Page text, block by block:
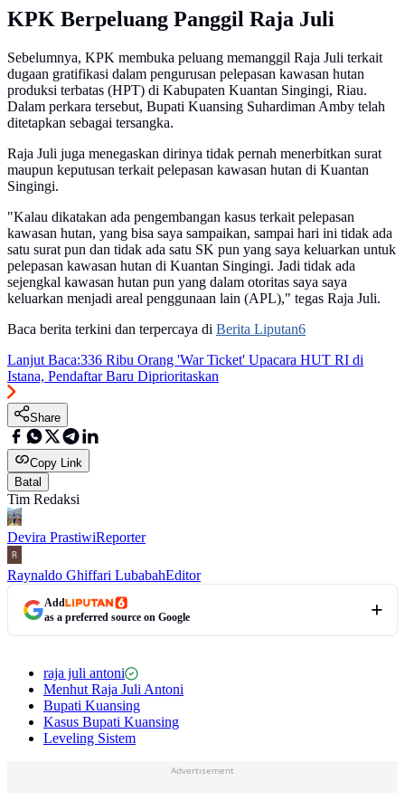
KPK Berpeluang Panggil Raja Juli
Sebelumnya, KPK membuka peluang memanggil Raja Juli terkait
dugaan gratifikasi dalam pengurusan pelepasan kawasan hutan
produksi terbatas (HPT) di Kabupaten Kuantan Singingi, Riau.
Dalam perkara tersebut, Bupati Kuansing Suhardiman Amby telah
ditetapkan sebagai tersangka.
Raja Juli juga menegaskan dirinya tidak pernah menerbitkan surat
maupun keputusan terkait pelepasan kawasan hutan di Kuantan
Singingi.
"Kalau dikatakan ada pengembangan kasus terkait pelepasan
kawasan hutan, yang bisa saya sampaikan, sampai hari ini tidak ada
satu surat pun dan tidak ada satu SK pun yang saya keluarkan untuk
pelepasan kawasan hutan di Kuantan Singingi. Jadi tidak ada
sejengkal kawasan hutan pun yang dalam otoritas saya saya
keluarkan menjadi areal penggunaan lain (APL)," tegas Raja Juli.
Baca berita terkini dan terpercaya di Berita Liputan6
Lanjut Baca:336 Ribu Orang 'War Ticket' Upacara HUT RI di
Istana, Pendaftar Baru Diprioritaskan
Share
Copy Link
Batal
Tim Redaksi
Devira PrastiwiReporter
Raynaldo Ghiffari LubabahEditor
Add
as a preferred source on Google
raja juli antoni
Menhut Raja Juli Antoni
Bupati Kuansing
Kasus Bupati Kuansing
Leveling Sistem
Advertisement